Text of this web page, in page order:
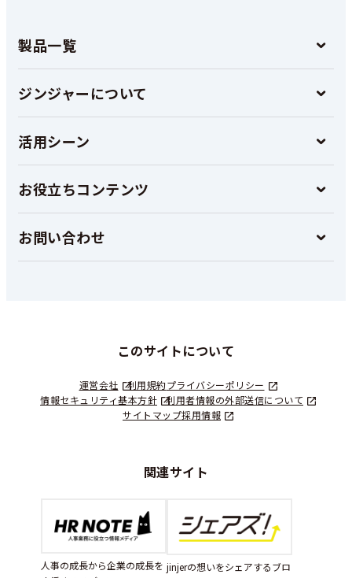
製品一覧
ジンジャーについて
活用シーン
お役立ちコンテンツ
お問い合わせ
このサイトについて
運営会社 利用規約プライバシーポリシー
情報セキュリティ基本方針
利用者情報の外部送信について
サイトマップ採用情報
関連サイト
人事の成長から企業の成長を jinjerの想いをシェアするブロ